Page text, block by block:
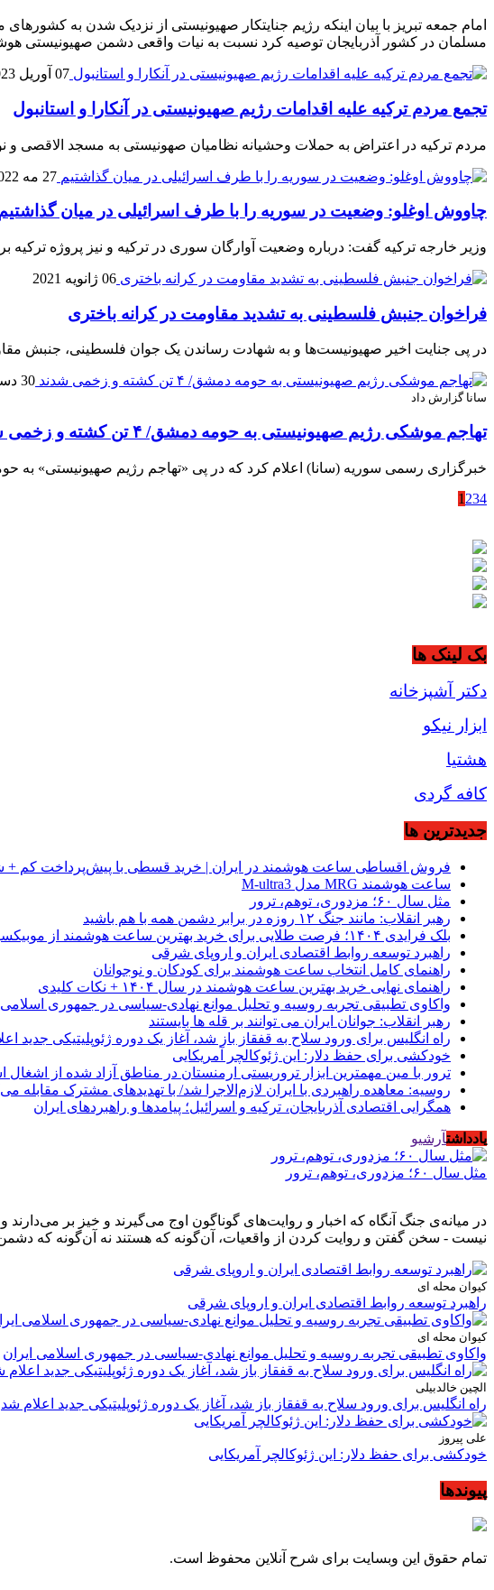
امام جمعه تبریز با بیان اینکه رژیم جنایتکار صهیونیستی از نزدیک شدن به
مسلمان در کشور آذربایجان توصیه کرد نسبت به نیات واقعی دشمن صهیونیستی
07 آوریل 2023
تجمع مردم ترکیه علیه اقدامات رژیم صهیونیستی در آنکارا و استانبول
مردم ترکیه در اعتراض به حملات وحشیانه نظامیان صهونیستی به مسجد الاقصی و
27 مه 2022
چاووش اوغلو: وضعیت در سوریه را با طرف اسرائیلی در میان
وزیر خارجه ترکیه گفت: درباره وضعیت آوارگان سوری در ترکیه و نیز پروژه
06 ژانویه 2021
فراخوان جنبش فلسطینی به تشدید مقاومت در کرانه باختری
در پی جنایت اخیر صهیونیست‌ها و به شهادت رساندن یک جوان فلسطینی، جنبش
30 دسامبر 2020
سانا گزارش داد
تهاجم موشکی رژیم صهیونیستی به حومه دمشق/ ۴ تن کشته و زخمی شدند
خبرگزاری رسمی سوریه (سانا) اعلام کرد که در پی «تهاجم رژیم صهیونیستی»
1 234
بک لینک ها
دکتر آشپزخانه
ابزار نیکو
هشتیا
کافه گردی
جديدترين ها
فروش اقساطی ساعت هوشمند در ایران | خرید قسطی با پیش‌پرداخت کم +
ساعت هوشمند MRG مدل M-ultra3
مثل سال ۶۰؛ مزدوری، توهم، ترور
رهبر انقلاب: مانند جنگ ۱۲ روزه در برابر دشمن همه با هم باشید
بلک فرایدی ۱۴۰۴؛ فرصت طلایی برای خرید بهترین ساعت هوشمند از موبیکسور
راهبرد توسعه روابط اقتصادی ایران و اروپای شرقی
راهنمای کامل انتخاب ساعت هوشمند برای کودکان و نوجوانان
راهنمای نهایی خرید بهترین ساعت هوشمند در سال ۱۴۰۴ + نکات کلیدی
واکاوی تطبیقی تجربه روسیه و تحلیل موانع نهادی-سیاسی در جمهوری اسلامی
رهبر انقلاب: جوانان ایران می توانند بر قله ها بایستند
راه انگلیس برای ورود سلاح به قفقاز باز شد، آغاز یک دوره ژئوپلیتیکی جدید
خودکشی برای حفظ دلار: این ژئوکالچر آمریکایی
ترور با مین مهمترین ابزار تروریستی ارمنستان در مناطق آزاد شده از
روسیه: معاهده راهبردی با ایران لازم‌الاجرا شد/ با تهدیدهای مشترک مقابله
همگرایی اقتصادی آذربایجان، ترکیه و اسرائیل؛ پیامدها و راهبردهای ایران
یادداشتآرشیو
مثل سال ۶۰؛ مزدوری، توهم، ترور
در میانه‌ی جنگ آنگاه که اخبار و روایت‌های گوناگون اوج می‌گیرند و خیز بر
نیست - سخن گفتن و روایت کردن از واقعیات، آن‌گونه که هستند نه آن‌گونه که
کیوان محله ای
راهبرد توسعه روابط اقتصادی ایران و اروپای شرقی
کیوان محله ای
واکاوی تطبیقی تجربه روسیه و تحلیل موانع نهادی-سیاسی در جمهوری اسلامی ایران
الچین خالدبیلی
راه انگلیس برای ورود سلاح به قفقاز باز شد، آغاز یک دوره ژئوپلیتیکی جدید اعلام شد
علی پیروز
خودکشی برای حفظ دلار: این ژئوکالچر آمریکایی
پیوندها
تمام حقوق این وبسایت برای شرح آنلاین محفوظ است.